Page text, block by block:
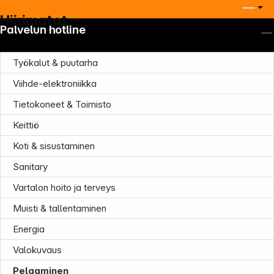
Hiirimatot
Työkalut & puutarha
Viihde-elektroniikka
Tietokoneet & Toimisto
Keittiö
Koti & sisustaminen
Sanitary
Vartalon hoito ja terveys
Muisti & tallentaminen
Energia
Valokuvaus
Pelaaminen
Palvelun hotline